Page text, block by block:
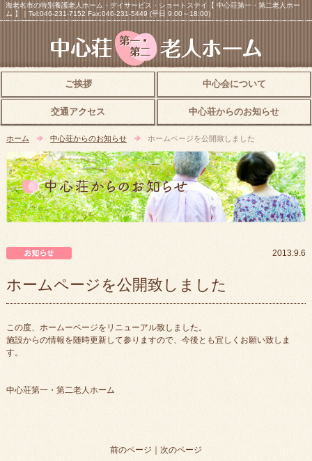
海老名市の特別養護老人ホーム・デイサービス・ショートステイ【 中心荘第一・第二老人ホー
ム 】｜Tel:046-231-7152 Fax:046-231-5449 (平日 9:00～18:00)
ご挨拶 中心会について
交通アクセス 中心荘からのお知らせ
ホーム 中心荘からのお知らせ ホームページを公開致しました
2013.9.6
ホームページを公開致しました
この度、ホームーページをリニューアル致しました。
施設からの情報を随時更新して参りますので、今後とも宜しくお願い致しま
す。
中心荘第一・第二老人ホーム
前のページ ｜ 次のページ